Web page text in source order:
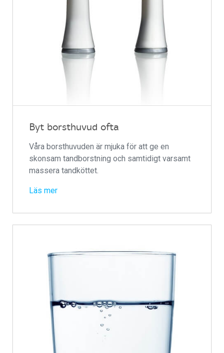
Byt borsthuvud ofta
Våra borsthuvuden är mjuka för att ge en
skonsam tandborstning och samtidigt varsamt
massera tandköttet.
Läs mer